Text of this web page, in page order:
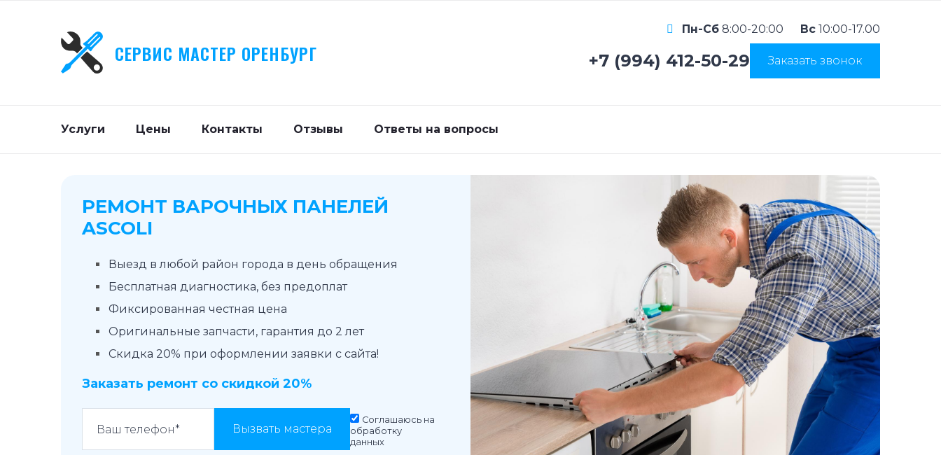
СЕРВИС МАСТЕР ОРЕНБУРГ
Пн-Сб 8:00-20:00 Вс 10:00-17.00
+7 (994) 412-50-29 Заказать звонок
Услуги Цены Контакты Отзывы Ответы на вопросы
РЕМОНТ ВАРОЧНЫХ ПАНЕЛЕЙ
ASCOLI
Выезд в любой район города в день обращения
Бесплатная диагностика, без предоплат
Фиксированная честная цена
Оригинальные запчасти, гарантия до 2 лет
Скидка 20% при оформлении заявки с сайта!
Заказать ремонт со скидкой 20%
Вызвать мастера
Соглашаюсь на
обработку
данных